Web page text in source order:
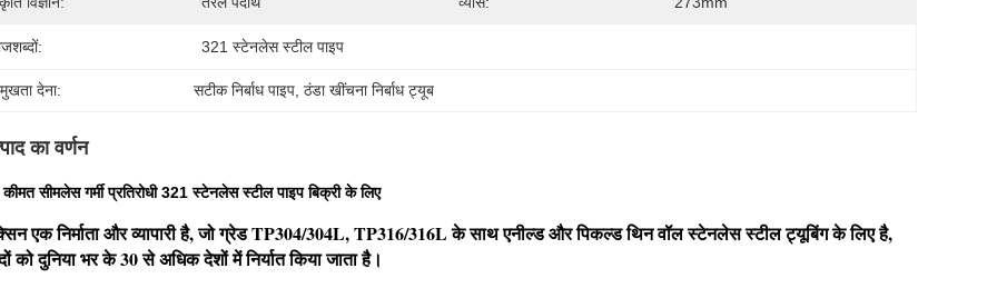
321 स्टेनलेस स्टील पाइप
देना: सटीक निर्बाध पाइप , ठंडा खींचना निर्बाध ट्यूब
का वर्णन
सीमलेस गर्मी प्रतिरोधी 321 स्टेनलेस स्टील पाइप बिक्री के लिए
एक निर्माता और व्यापारी है, जो ग्रेड TP304/304L, TP316/316L के साथ एनील्ड और पिकल्ड थिन वॉल स्टेनलेस स्टील ट्यूबिंग के लिए है,
को दुनिया भर के 30 से अधिक देशों में निर्यात किया जाता है।